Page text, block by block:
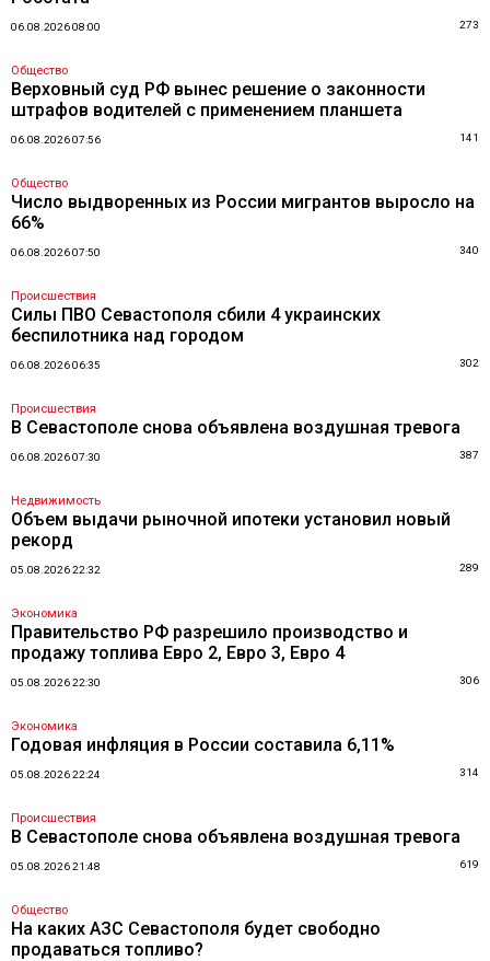
06.08.2026 08:00 273
Общество
Верховный суд РФ вынес решение о законности
штрафов водителей с применением планшета
06.08.2026 07:56 141
Общество
Число выдворенных из России мигрантов выросло на
66%
06.08.2026 07:50 340
Происшествия
Силы ПВО Севастополя сбили 4 украинских
беспилотника над городом
06.08.2026 06:35 302
Происшествия
В Севастополе снова объявлена воздушная тревога
06.08.2026 07:30 387
Недвижимость
Объем выдачи рыночной ипотеки установил новый
рекорд
05.08.2026 22:32 289
Экономика
Правительство РФ разрешило производство и
продажу топлива Евро 2, Евро 3, Евро 4
05.08.2026 22:30 306
Экономика
Годовая инфляция в России составила 6,11%
05.08.2026 22:24 314
Происшествия
В Севастополе снова объявлена воздушная тревога
05.08.2026 21:48 619
Общество
На каких АЗС Севастополя будет свободно
продаваться топливо?